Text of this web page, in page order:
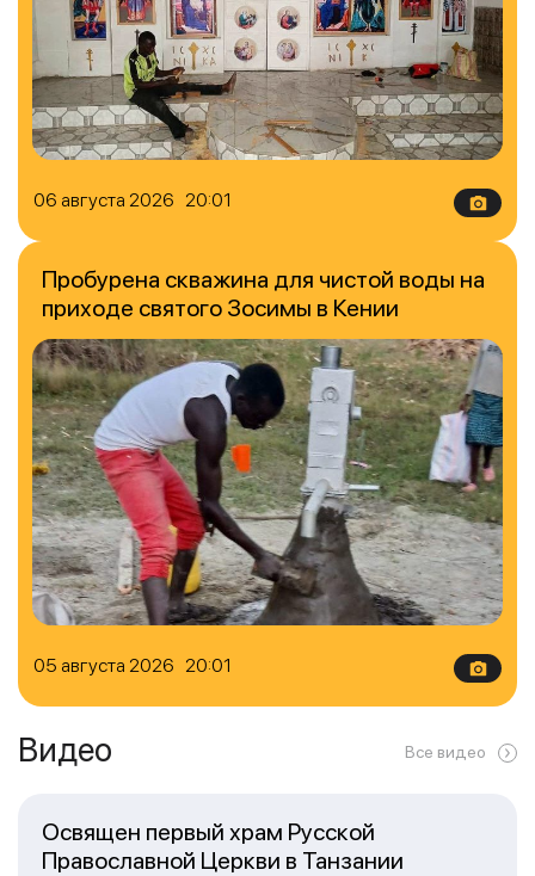
06 августа 2026 20:01
05 августа 2026 20:01
Пробурена скважина для чистой воды на
приходе святого Зосимы в Кении
Видео Все видео
Освящен первый храм Русской
Православной Церкви в Танзании